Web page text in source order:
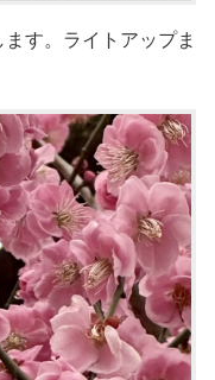
す。ライトアップま